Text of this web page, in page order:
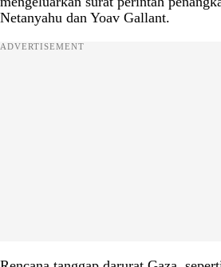
Netanyahu dan Yoav Gallant.
ADVERTISEMENT